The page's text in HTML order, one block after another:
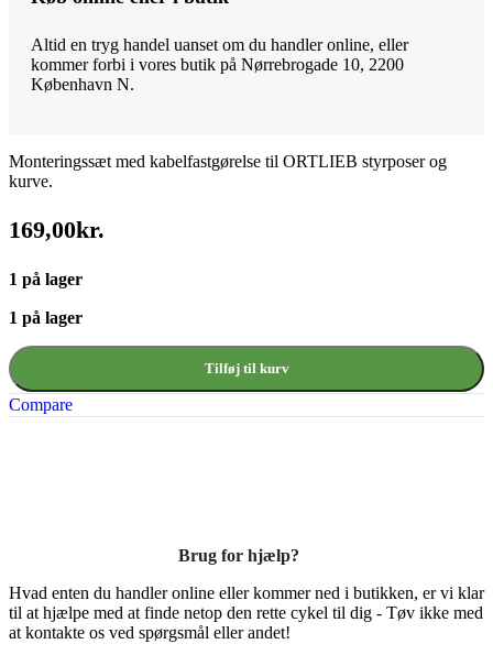
Altid en tryg handel uanset om du handler online, eller
kommer forbi i vores butik på Nørrebrogade 10, 2200
København N.
Monteringssæt med kabelfastgørelse til ORTLIEB styrposer og
kurve.
169,00kr.
1 på lager
1 på lager
Tilføj til kurv
Compare
Brug for hjælp?
Hvad enten du handler online eller kommer ned i butikken, er vi klar
til at hjælpe med at finde netop den rette cykel til dig - Tøv ikke med
at kontakte os ved spørgsmål eller andet!